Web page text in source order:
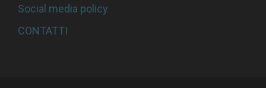
Social media policy
CONTATTI